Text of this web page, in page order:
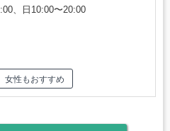
、日10:00〜20:00
女性もおすすめ